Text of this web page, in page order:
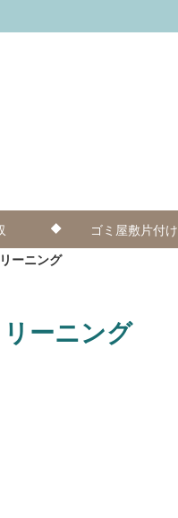
ゴミ屋敷片付け
ーニング
ーニング